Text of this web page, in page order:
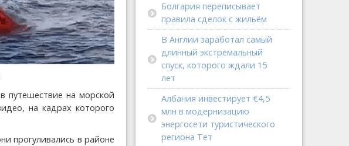
путешествие на морской
на кадрах которого
прогуливались в районе
Болгария переписывает
правила сделок с жильём
В Англии заработал самый
длинный экстремальный
спуск, которого ждали 15
лет
Албания инвестирует €4,5
млн в модернизацию
энергосети туристического
региона Тет